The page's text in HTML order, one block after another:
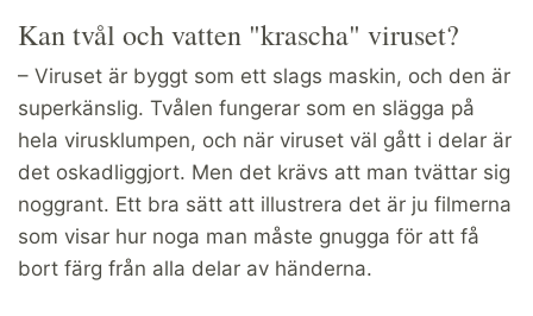
Kan tvål och vatten "krascha" viruset?
– Viruset är byggt som ett slags maskin, och den är
superkänslig. Tvålen fungerar som en slägga på
hela virusklumpen, och när viruset väl gått i delar är
det oskadliggjort. Men det krävs att man tvättar sig
noggrant. Ett bra sätt att illustrera det är ju filmerna
som visar hur noga man måste gnugga för att få
bort färg från alla delar av händerna.